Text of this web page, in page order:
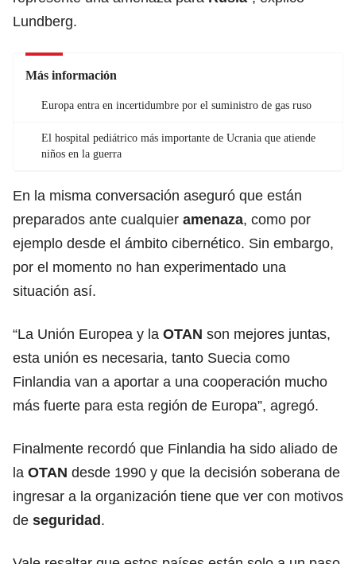
Lundberg.
Más información
Europa entra en incertidumbre por el suministro de gas ruso
El hospital pediátrico más importante de Ucrania que atiende
niños en la guerra
En la misma conversación aseguró que están
preparados ante cualquier amenaza, como por
ejemplo desde el ámbito cibernético. Sin embargo,
por el momento no han experimentado una
situación así.
“La Unión Europea y la OTAN son mejores juntas,
esta unión es necesaria, tanto Suecia como
Finlandia van a aportar a una cooperación mucho
más fuerte para esta región de Europa”, agregó.
Finalmente recordó que Finlandia ha sido aliado de
la OTAN desde 1990 y que la decisión soberana de
ingresar a la organización tiene que ver con motivos
de seguridad.